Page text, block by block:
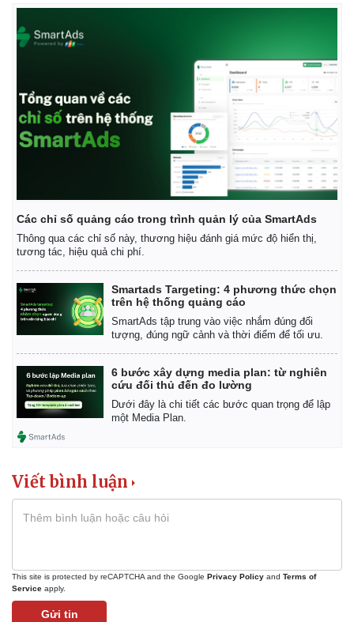
Thể thao
Bóng đá
Hậu trường
Ô tô - Xe máy
Ô tô
Xe máy
Tư vấn
Các chỉ số quảng cáo trong trình quản lý của SmartAds
Thông qua các chỉ số này, thương hiệu đánh giá mức độ hiển thị,
tương tác, hiệu quả chi phí.
Smartads Targeting: 4 phương thức chọn
trên hệ thống quảng cáo
SmartAds tập trung vào việc nhắm đúng đối
tượng, đúng ngữ cảnh và thời điểm để tối ưu.
6 bước xây dựng media plan: từ nghiên
cứu đối thủ đến đo lường
Dưới đây là chi tiết các bước quan trọng để lập
một Media Plan.
Viết bình luận
This site is protected by reCAPTCHA and the Google Privacy Policy and Terms of
Service apply.
Gửi tin